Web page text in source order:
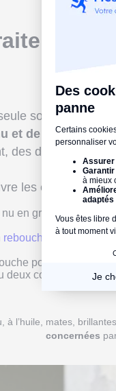
une
solution pour
et de tout
des défauts
les étapes
en grattant la
rebouchant les trouset
pour favoriser
deux couches de
à l’huile, mates,
concernées